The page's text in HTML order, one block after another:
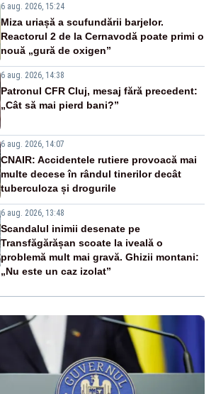
6 aug. 2026, 15:24
Miza uriașă a scufundării barjelor.
Reactorul 2 de la Cernavodă poate primi o
nouă „gură de oxigen”
6 aug. 2026, 14:38
Patronul CFR Cluj, mesaj fără precedent:
„Cât să mai pierd bani?”
6 aug. 2026, 14:07
CNAIR: Accidentele rutiere provoacă mai
multe decese în rândul tinerilor decât
tuberculoza și drogurile
6 aug. 2026, 13:48
Scandalul inimii desenate pe
Transfăgărășan scoate la iveală o
problemă mult mai gravă. Ghizii montani:
„Nu este un caz izolat”